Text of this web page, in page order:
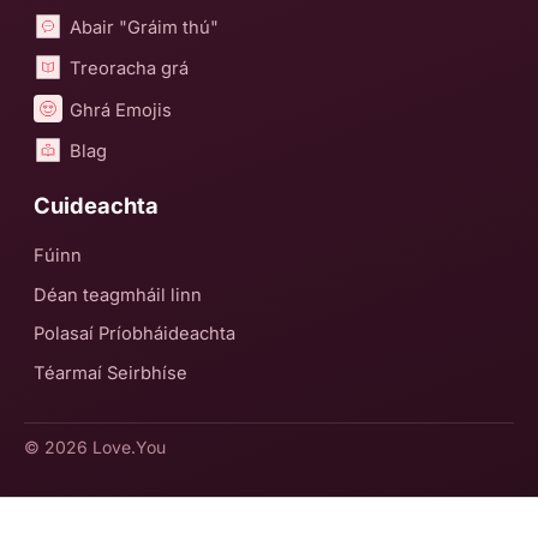
Abair "Gráim thú"
Treoracha grá
Ghrá Emojis
Blag
Cuideachta
Fúinn
Déan teagmháil linn
Polasaí Príobháideachta
Téarmaí Seirbhíse
© 2026 Love.You